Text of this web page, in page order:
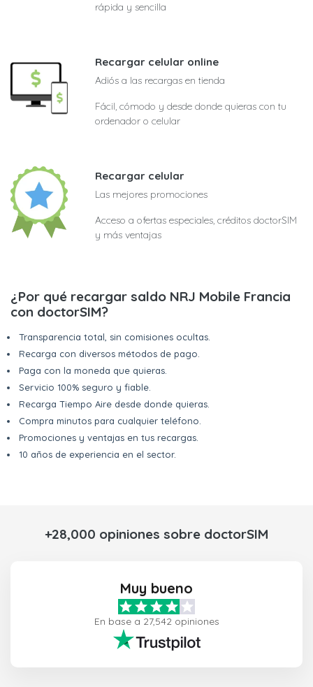
rápida y sencilla
Recargar celular online
Adiós a las recargas en tienda
Fácil, cómodo y desde donde quieras con tu
ordenador o celular
Recargar celular
Las mejores promociones
Acceso a ofertas especiales, créditos doctorSIM
y más ventajas
¿Por qué recargar saldo NRJ Mobile Francia
con doctorSIM?
Transparencia total, sin comisiones ocultas.
Recarga con diversos métodos de pago.
Paga con la moneda que quieras.
Servicio 100% seguro y fiable.
Recarga Tiempo Aire desde donde quieras.
Compra minutos para cualquier teléfono.
Promociones y ventajas en tus recargas.
10 años de experiencia en el sector.
+28,000 opiniones sobre doctorSIM
Muy bueno
En base a 27,542 opiniones